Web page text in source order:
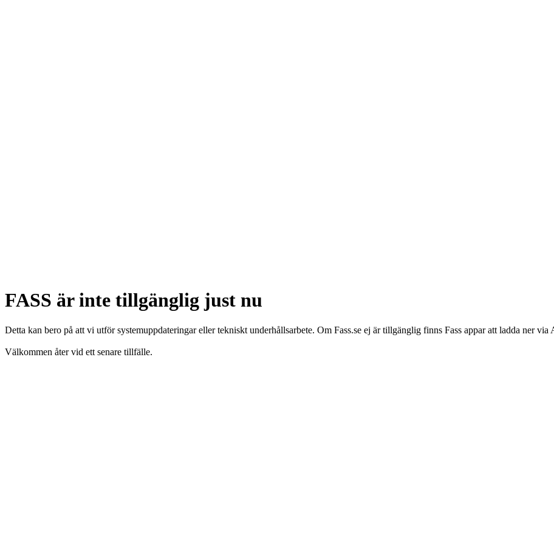
FASS är inte tillgänglig just nu
Detta kan bero på att vi utför systemuppdateringar eller tekniskt underhållsarbete. Om Fass.se ej är tillgänglig finns Fass appar att ladda ner via
Välkommen åter vid ett senare tillfälle.